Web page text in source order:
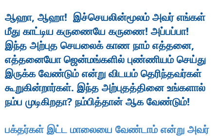
ஆஹா, ஆஹா! இச்செயலின்மூலம் அவர் எங்கள்
மீது காட்டிய கருணையே கருணை! அப்பப்பா!
இந்த அற்புத செயலைக் காண நாம் எத்தனை,
எத்தனையோ ஜென்மங்களில் புண்ணியம் செய்து
இருக்க வேண்டும் என்று விடயம் தெரிந்தவர்கள்
கூறுகின்றார்கள். இந்த அற்புதத்தினை உங்களால்
நம்ப முடிகிறதா? நம்பித்தான் ஆக வேண்டும்!
பக்தர்கள் இட்ட மாலையை வேண்டாம் என்று அவர்